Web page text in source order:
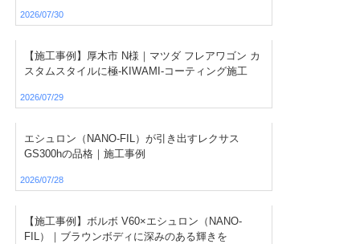
2026/07/30
【施工事例】厚木市 N様｜マツダ フレアワゴン カ
スタムスタイルに極-KIWAMI-コーティング施工
2026/07/29
エシュロン（NANO-FIL）が引き出すレクサス
GS300hの品格｜施工事例
2026/07/28
【施工事例】ボルボ V60×エシュロン（NANO-
FIL）｜ブラウンボディに深みのある輝きを